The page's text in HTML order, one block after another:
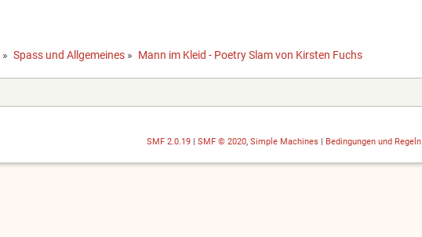
» Spass und Allgemeines » Mann im Kleid - Poetry Slam von Kirsten Fuchs
SMF 2.0.19| SMF © 2020, Simple Machines Bedingungen und Regeln